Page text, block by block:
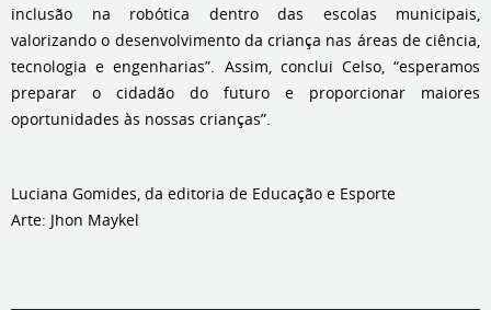
inclusão na robótica dentro das escolas municipais,
valorizando o desenvolvimento da criança nas áreas de ciência,
tecnologia e engenharias”. Assim, conclui Celso, “esperamos
preparar o cidadão do futuro e proporcionar maiores
oportunidades às nossas crianças”.
Luciana Gomides, da editoria de Educação e Esporte
Arte: Jhon Maykel